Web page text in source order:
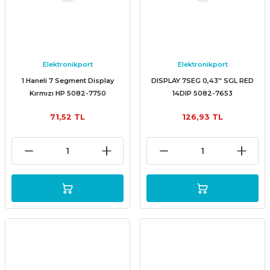
Elektronikport
1 Haneli 7 Segment Display
Kırmızı HP 5082-7750
71,52 TL
Elektronikport
DISPLAY 7SEG 0,43'' SGL RED
14DIP 5082-7653
126,93 TL